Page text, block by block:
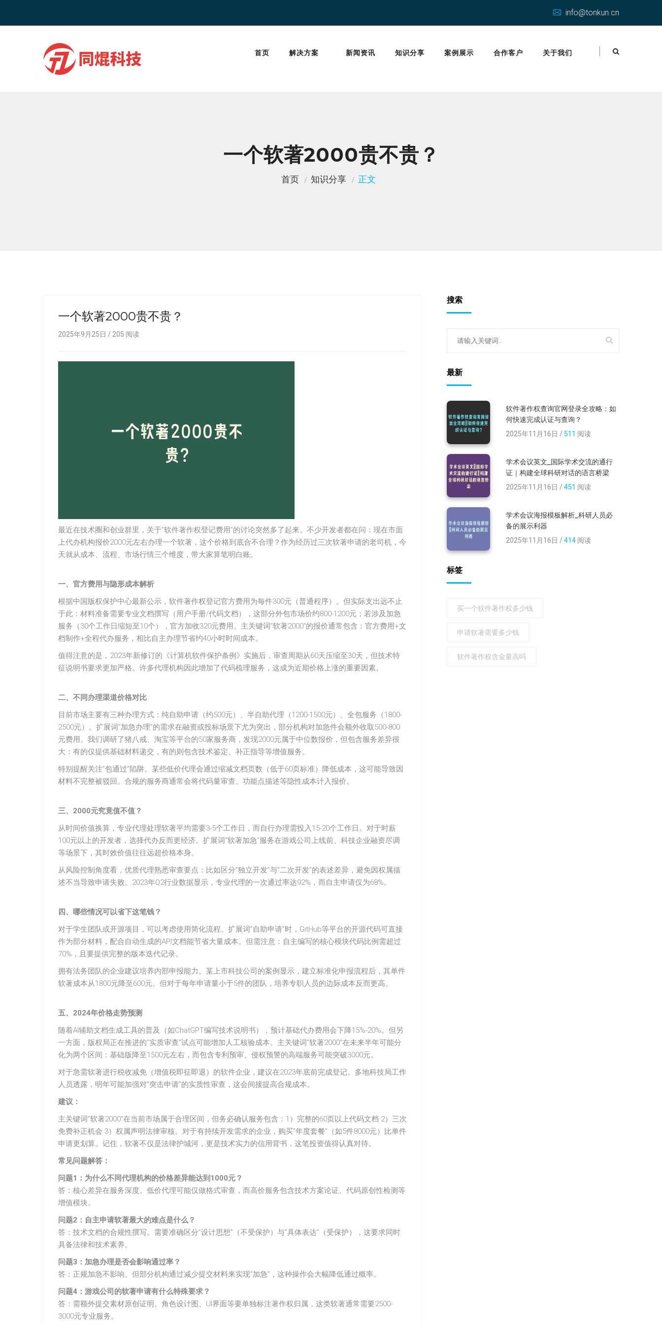
info@tonkun.cn
首页 解决方案 新闻资讯 知识分享 案例展示 合作客户 关于我们
一个软著2000贵不贵？
首页 知识分享 正文
一个软著2000贵不贵？
2025年9月25日 / 205 阅读
最近在技术圈和创业群里，关于”软件著作权登记费用”的讨论突然多了起来。不少开发者都在问：现在市面
上代办机构报价2000元左右办理一个软著，这个价格到底合不合理？作为经历过三次软著申请的老司机，今
天就从成本、流程、市场行情三个维度，带大家算笔明白账。
一、官方费用与隐形成本解析
根据中国版权保护中心最新公示，软件著作权登记官方费用为每件300元（普通程序）。但实际支出远不止
于此：材料准备需要专业文档撰写（用户手册/代码文档），这部分外包市场价约800-1200元；若涉及加急
服务（30个工作日缩短至10个），官方加收320元费用。主关键词”软著2000″的报价通常包含：官方费用+文
档制作+全程代办服务，相比自主办理节省约40小时时间成本。
值得注意的是，2023年新修订的《计算机软件保护条例》实施后，审查周期从60天压缩至30天，但技术特
征说明书要求更加严格。许多代理机构因此增加了代码梳理服务，这成为近期价格上涨的重要因素。
二、不同办理渠道价格对比
目前市场主要有三种办理方式：纯自助申请（约500元）、半自助代理（1200-1500元）、全包服务（1800-
2500元）。扩展词”加急办理”的需求在融资或投标场景下尤为突出，部分机构对加急件会额外收取500-800
元费用。我们调研了猪八戒、淘宝等平台的50家服务商，发现2000元属于中位数报价，但包含服务差异很
大：有的仅提供基础材料递交，有的则包含技术鉴定、补正指导等增值服务。
特别提醒关注”包通过”陷阱。某些低价代理会通过缩减文档页数（低于60页标准）降低成本，这可能导致因
材料不完整被驳回。合规的服务商通常会将代码量审查、功能点描述等隐性成本计入报价。
三、2000元究竟值不值？
从时间价值换算，专业代理处理软著平均需要3-5个工作日，而自行办理需投入15-20个工作日。对于时薪
100元以上的开发者，选择代办反而更经济。扩展词”软著加急”服务在游戏公司上线前、科技企业融资尽调
等场景下，其时效价值往往远超价格本身。
从风险控制角度看，优质代理熟悉审查要点：比如区分”独立开发”与”二次开发”的表述差异，避免因权属描
述不当导致申请失败。2023年Q2行业数据显示，专业代理的一次通过率达92%，而自主申请仅为68%。
四、哪些情况可以省下这笔钱？
对于学生团队或开源项目，可以考虑使用简化流程。扩展词”自助申请”时，GitHub等平台的开源代码可直接
作为部分材料，配合自动生成的API文档能节省大量成本。但需注意：自主编写的核心模块代码比例需超过
70%，且要提供完整的版本迭代记录。
拥有法务团队的企业建议培养内部申报能力。某上市科技公司的案例显示，建立标准化申报流程后，其单件
软著成本从1800元降至600元。但对于每年申请量小于5件的团队，培养专职人员的边际成本反而更高。
五、2024年价格走势预测
随着AI辅助文档生成工具的普及（如ChatGPT编写技术说明书），预计基础代办费用会下降15%-20%。但另
一方面，版权局正在推进的”实质审查”试点可能增加人工核验成本。主关键词”软著2000″在未来半年可能分
化为两个区间：基础版降至1500元左右，而包含专利预审、侵权预警的高端服务可能突破3000元。
对于急需软著进行税收减免（增值税即征即退）的软件企业，建议在2023年底前完成登记。多地科技局工作
人员透露，明年可能加强对”突击申请”的实质性审查，这会间接提高合规成本。
建议：
主关键词”软著2000″在当前市场属于合理区间，但务必确认服务包含：1）完整的60页以上代码文档 2）三次
免费补正机会 3）权属声明法律审核。对于有持续开发需求的企业，购买”年度套餐”（如5件8000元）比单件
申请更划算。记住，软著不仅是法律护城河，更是技术实力的信用背书，这笔投资值得认真对待。
常见问题解答：
问题1：为什么不同代理机构的价格差异能达到1000元？
答：核心差异在服务深度。低价代理可能仅做格式审查，而高价服务包含技术方案论证、代码原创性检测等
增值模块。
问题2：自主申请软著最大的难点是什么？
答：技术文档的合规性撰写。需要准确区分”设计思想”（不受保护）与”具体表达”（受保护），这要求同时
具备法律和技术素养。
问题3：加急办理是否会影响通过率？
答：正规加急不影响。但部分机构通过减少提交材料来实现”加急”，这种操作会大幅降低通过概率。
问题4：游戏公司的软著申请有什么特殊要求？
答：需额外提交素材原创证明。角色设计图、UI界面等要单独标注著作权归属，这类软著通常需要2500-
3000元专业服务。
搜索
最新
软件著作权查询官网登录全攻略：如
何快速完成认证与查询？
2025年11月16日 / 511 阅读
学术会议英文_国际学术交流的通行
证｜构建全球科研对话的语言桥梁
2025年11月16日 / 451 阅读
学术会议海报模板解析_科研人员必
备的展示利器
2025年11月16日 / 414 阅读
标签
买一个软件著作权多少钱
申请软著需要多少钱
软件著作权含金量高吗